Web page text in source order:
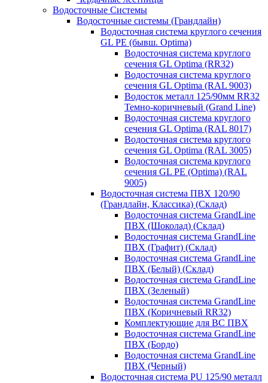
Водосточные Системы
Водосточные системы (Грандлайн)
Водосточная система круглого сечения
GL PE (бывш. Optima)
Водосточная система круглого
сечения GL Optima (RR32)
Водосточная система круглого
сечения GL Optima (RAL 9003)
Водосток металл 125/90мм RR32
Темно-коричневый (Grand Line)
Водосточная система круглого
сечения GL Optima (RAL 8017)
Водосточная система круглого
сечения GL Optima (RAL 3005)
Водосточная система круглого
сечения GL PE (Optima) (RAL
9005)
Водосточная система ПВХ 120/90
(Грандлайн, Классика) (Склад)
Водосточная система GrandLine
ПВХ (Шоколад) (Склад)
Водосточная система GrandLine
ПВХ (Графит) (Склад)
Водосточная система GrandLine
ПВХ (Белый) (Склад)
Водосточная система GrandLine
ПВХ (Зеленый)
Водосточная система GrandLine
ПВХ (Коричневый RR32)
Комплектующие для ВС ПВХ
Водосточная система GrandLine
ПВХ (Бордо)
Водосточная система GrandLine
ПВХ (Черный)
Водосточная система PU 125/90 металл